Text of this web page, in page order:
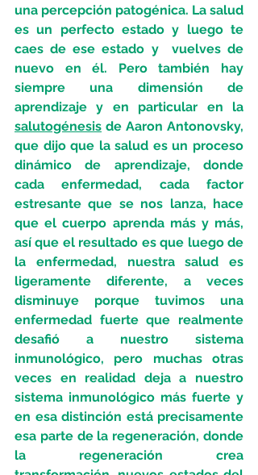
una percepción patogénica. La salud
es un perfecto estado y luego te
caes de ese estado y  vuelves de
nuevo en él. Pero también hay
siempre una dimensión de
salutogénesis de Aaron Antonovsky,
que dijo que la salud es un proceso
dinámico de aprendizaje, donde
cada enfermedad, cada factor
estresante que se nos lanza, hace
que el cuerpo aprenda más y más,
así que el resultado es que luego de
la enfermedad, nuestra salud es
ligeramente diferente, a veces
disminuye porque tuvimos una
enfermedad fuerte que realmente
desafió a nuestro sistema
inmunológico, pero muchas otras
veces en realidad deja a nuestro
sistema inmunológico más fuerte y
en esa distinción está precisamente
esa parte de la regeneración, donde
la regeneración crea